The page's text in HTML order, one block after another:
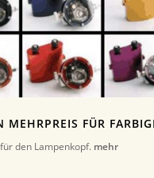
MEHRPREIS FÜR
den Lampenkopf. mehr